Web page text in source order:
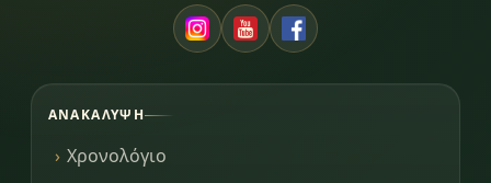
ΑΝΑΚΆΛΥΨΗ
Χρονολόγιο